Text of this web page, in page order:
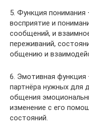
5. Функция понимания
восприятие и
сообщений, и
переживаний,
общению и
6. Эмотивная функция
партнёра нужных для
общения
изменение с его
состояний.